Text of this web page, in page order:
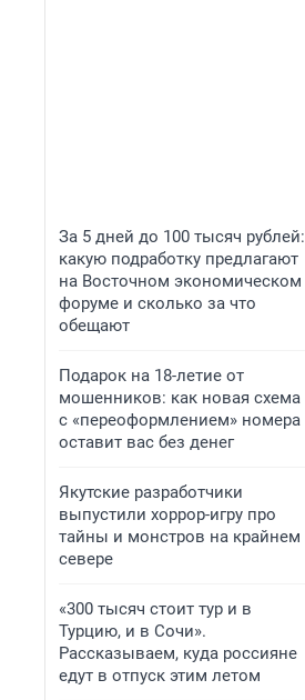
За 5 дней до 100 тысяч рублей:
какую подработку предлагают
на Восточном экономическом
форуме и сколько за что
обещают
Подарок на 18-летие от
мошенников: как новая схема
с «переоформлением» номера
оставит вас без денег
Якутские разработчики
выпустили хоррор-игру про
тайны и монстров на крайнем
севере
«300 тысяч стоит тур и в
Турцию, и в Сочи».
Рассказываем, куда россияне
едут в отпуск этим летом